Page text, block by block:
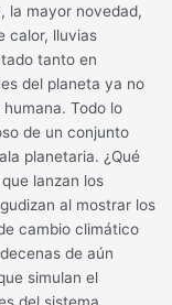
la mayor novedad,
calor, lluvias
tanto en
del planeta ya no
Todo lo
de un conjunto
planetaria. ¿Qué
lanzan los
al mostrar los
cambio climático
de aún
simulan el
del sistema